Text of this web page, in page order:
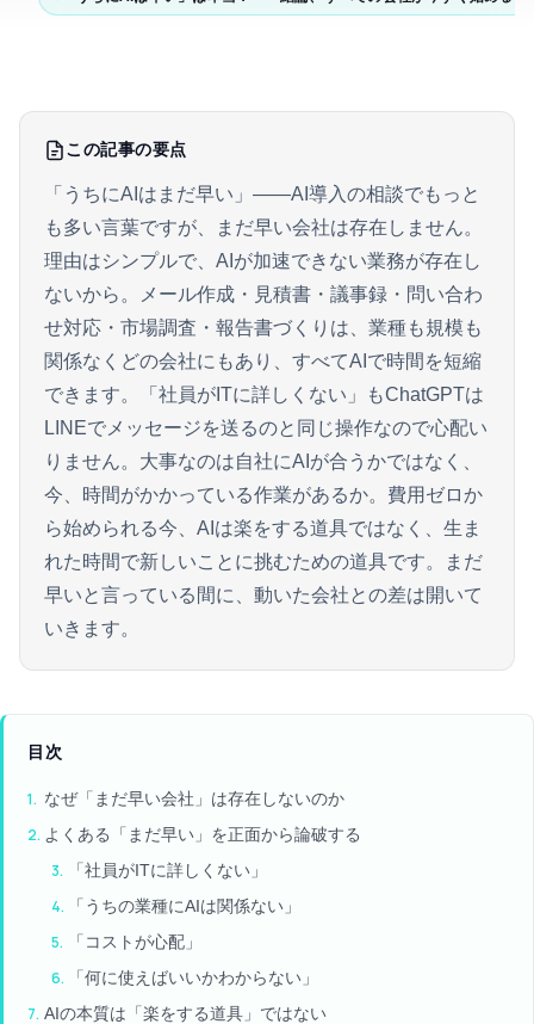
この記事の要点
「うちにAIはまだ早い」——AI導入の相談でもっと
も多い言葉ですが、まだ早い会社は存在しません。
理由はシンプルで、AIが加速できない業務が存在し
ないから。メール作成・見積書・議事録・問い合わ
せ対応・市場調査・報告書づくりは、業種も規模も
関係なくどの会社にもあり、すべてAIで時間を短縮
できます。「社員がITに詳しくない」もChatGPTは
LINEでメッセージを送るのと同じ操作なので心配い
りません。大事なのは自社にAIが合うかではなく、
今、時間がかかっている作業があるか。費用ゼロか
ら始められる今、AIは楽をする道具ではなく、生ま
れた時間で新しいことに挑むための道具です。まだ
早いと言っている間に、動いた会社との差は開いて
いきます。
目次
なぜ「まだ早い会社」は存在しないのか
よくある「まだ早い」を正面から論破する
「社員がITに詳しくない」
「うちの業種にAIは関係ない」
「コストが心配」
「何に使えばいいかわからない」
AIの本質は「楽をする道具」ではない